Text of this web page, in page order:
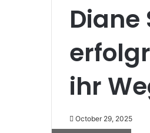
Diane
ihr
October 29, 2025